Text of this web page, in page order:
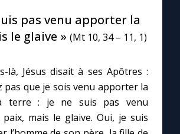
Lisieux
pas venu apporter la
le glaive » (Mt 10, 34 – 11, 1)
là, Jésus disait à ses Apôtres :
pas que je sois venu apporter la
terre : je ne suis pas venu
mais le glaive. Oui, je suis